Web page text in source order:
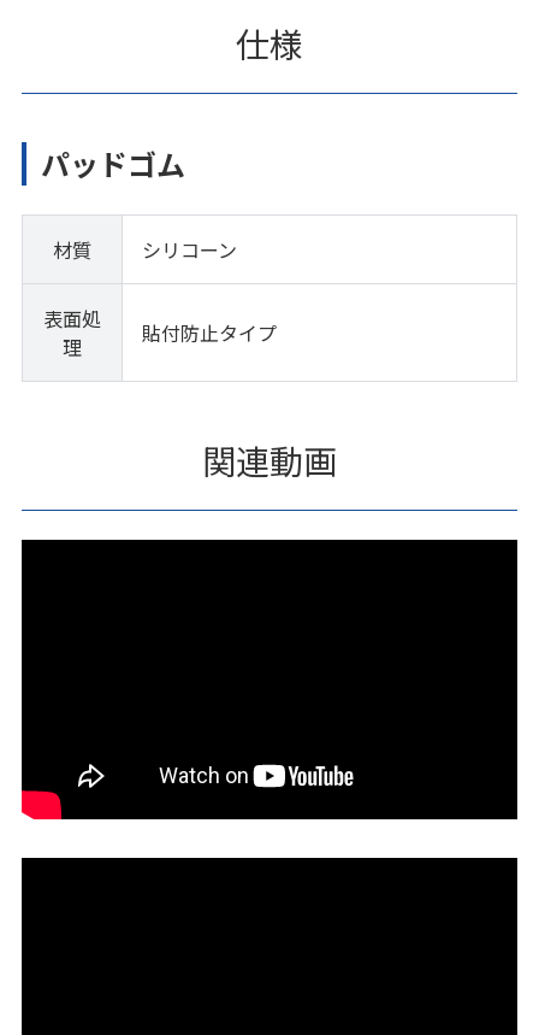
仕様
パッドゴム
材質 シリコーン
表面処
理
貼付防止タイプ
関連動画